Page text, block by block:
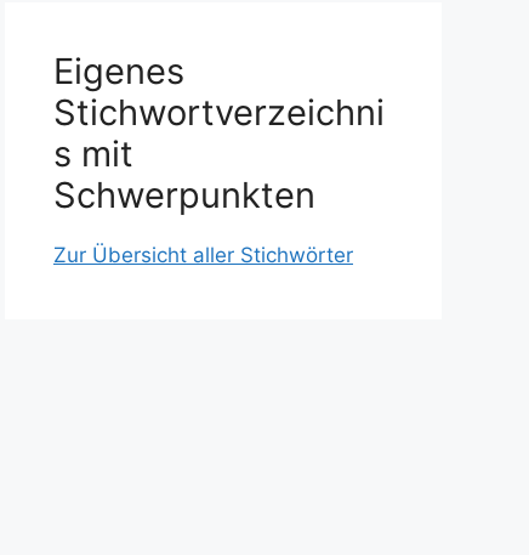
Eigenes
Stichwortverzeichni
s mit
Schwerpunkten
Zur Übersicht aller Stichwörter